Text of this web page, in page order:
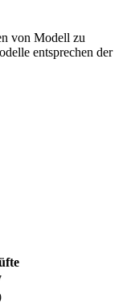
von Modell zu
entsprechen der